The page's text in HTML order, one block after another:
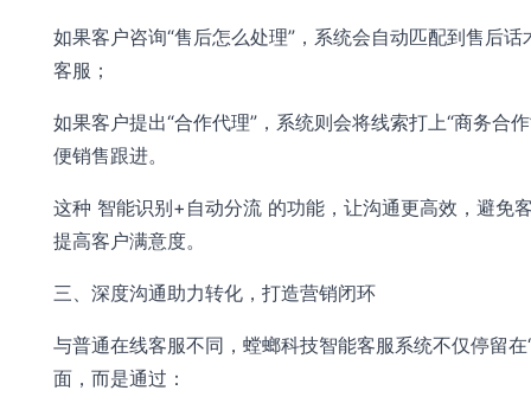
如果客户咨询“售后怎么处理”，系统会自动匹配到售后话
客服；
如果客户提出“合作代理”，系统则会将线索打上“商务合
便销售跟进。
这种 智能识别+自动分流 的功能，让沟通更高效，避免
提高客户满意度。
三、深度沟通助力转化，打造营销闭环
与普通在线客服不同，螳螂科技智能客服系统不仅停留在
面，而是通过：